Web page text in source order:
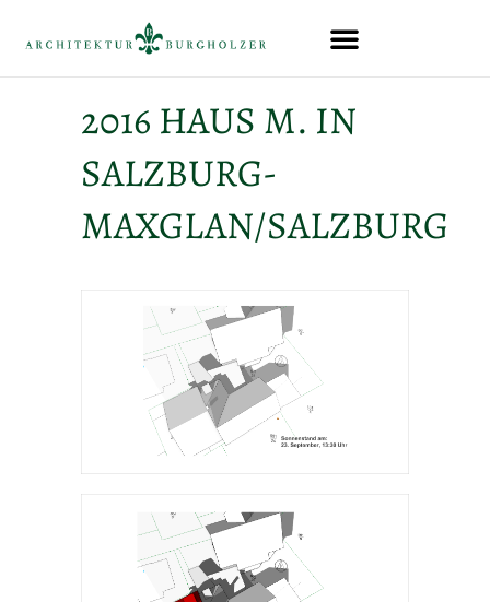
2016 HAUS M. IN
SALZBURG-
MAXGLAN/SALZBURG